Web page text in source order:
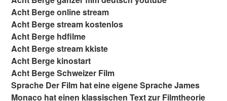
Acht Berge online stream
Acht Berge stream kostenlos
Acht Berge hdfilme
Acht Berge stream kkiste
Acht Berge kinostart
Acht Berge Schweizer Film
Sprache Der Film hat eine eigene Sprache James
Monaco hat einen klassischen Text zur Filmtheorie